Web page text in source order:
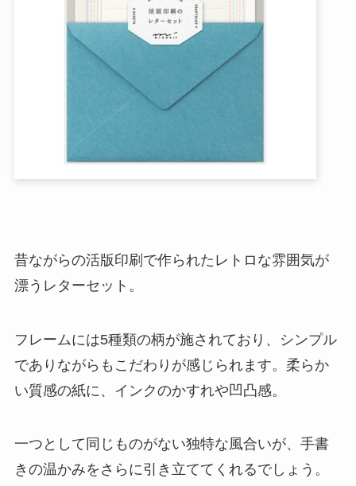
昔ながらの活版印刷で作られたレトロな雰囲気が
漂うレターセット。
フレームには5種類の柄が施されており、シンプル
でありながらもこだわりが感じられます。柔らか
い質感の紙に、インクのかすれや凹凸感。
一つとして同じものがない独特な風合いが、手書
きの温かみをさらに引き立ててくれるでしょう。